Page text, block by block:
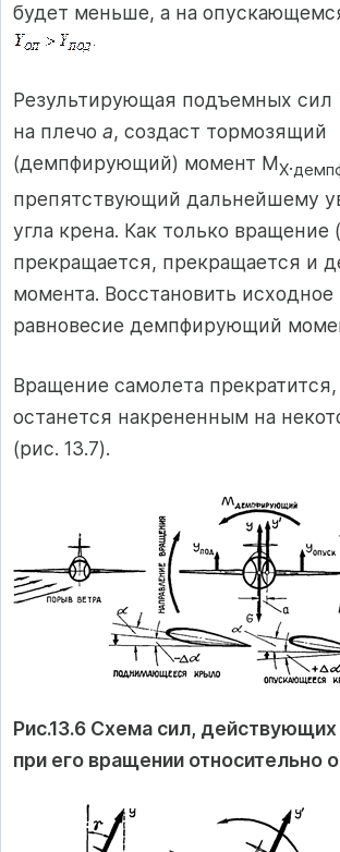
будет меньше, а на
Результирующая подъемных сил
на плечо а, создаст тормозящий
(демпфирующий) момент МХ.
препятствующий дальнейшему
угла крена. Как только вращение
прекращается, прекращается и
момента. Восстановить исходное
равновесие демпфирующий
Вращение самолета
останется накрененным на
(рис. 13.7).
Рис.13.6 Схема сил,
при его вращении относительно